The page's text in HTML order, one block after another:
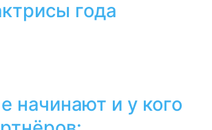
года
начинают и у кого